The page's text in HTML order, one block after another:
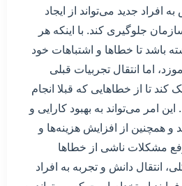
به افراد جدید می‌تواند از ایجاد
جلوگیری کند. با اینکه هر
باشد تا خطاها و اشتباهات خود
اما انتقال تجربیات قبلی
کند تا از خطاهایی که قبلا انجام
این امر می‌تواند به بهبود کارایی و
همچنین از افزایش هزینه‌ها و
مشکلات ناشی از خطاها
انتقال دانش و تجربه به افراد